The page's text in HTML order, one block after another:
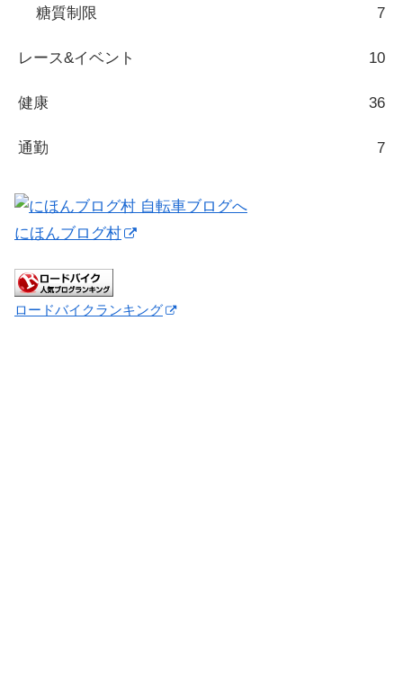
糖質制限 7
レース&イベント 10
健康 36
通勤 7
にほんブログ村
ロードバイクランキング